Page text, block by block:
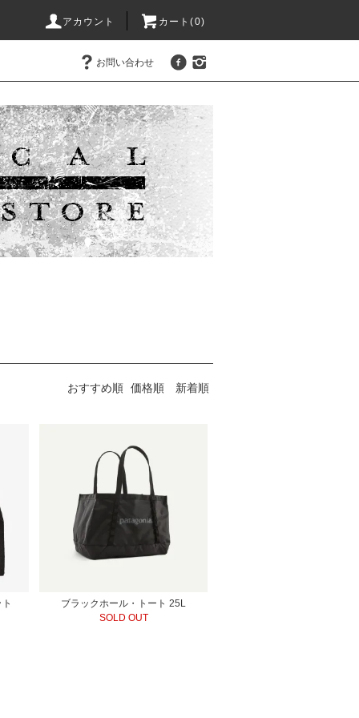
アカウント カート(0)
お問い合わせ
おすすめ順 価格順 新着順
ブラックホール・トート 25L
SOLD OUT